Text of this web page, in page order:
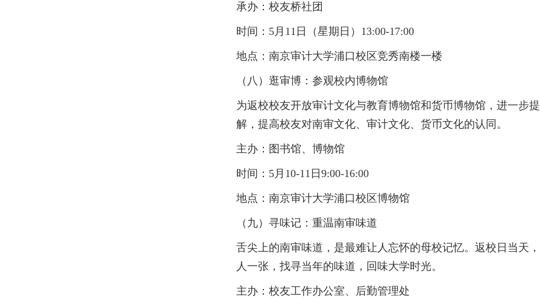
承办：校友桥社团
时间：5月11日（星期日）13:00-17:00
地点：南京审计大学浦口校区竞秀南楼一楼
（八）逛审博：参观校内博物馆
为返校校友开放审计文化与教育博物馆和货币博物馆，进一步
解，提高校友对南审文化、审计文化、货币文化的认同。
主办：图书馆、博物馆
时间：5月10-11日9:00-16:00
地点：南京审计大学浦口校区博物馆
（九）寻味记：重温南审味道
舌尖上的南审味道，是最难让人忘怀的母校记忆。返校日当天
人一张，找寻当年的味道，回味大学时光。
主办：校友工作办公室、后勤管理处